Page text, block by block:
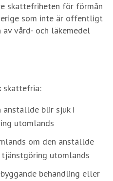
skattefriheten för förmån
som inte är offentligt
vård- och läkemedel
skattefria:
anställde blir sjuk i
utomlands
om den anställde
utomlands
behandling eller